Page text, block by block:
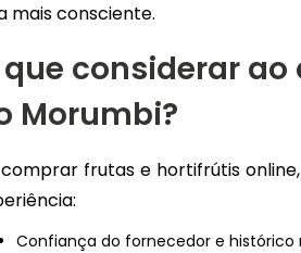
mais consciente.
que considerar
Morumbi?
frutas e hortifrútis
Confiança do fornecedor e